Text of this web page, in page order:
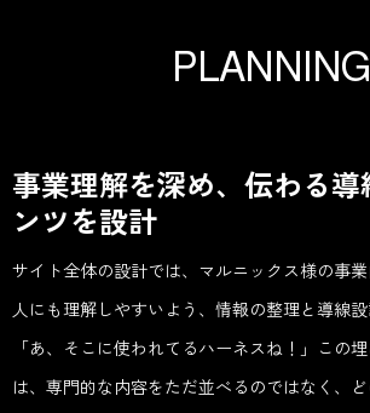
PLANNING
事業理解を深め、伝わる導
ンツを設計
サイト全体の設計では、マルニックス様の事
人にも理解しやすいよう、情報の整理と導線設
「あ、そこに使われてるハーネスね！」この
は、専門的な内容をただ並べるのではなく、